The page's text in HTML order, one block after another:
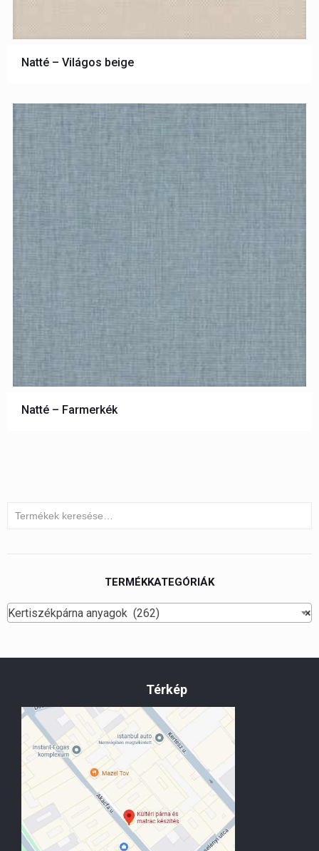
Natté – Világos beige
Natté – Farmerkék
TERMÉKKATEGÓRIÁK
×
Kertiszékpárna anyagok (262)
Térkép